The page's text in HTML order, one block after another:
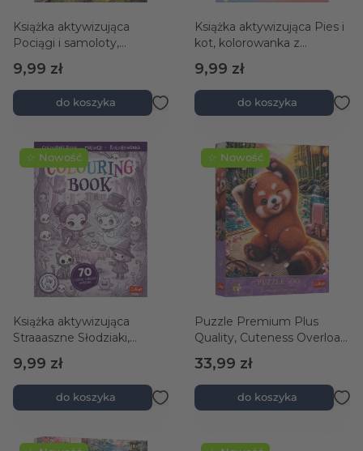
Książka aktywizująca
Pociągi i samoloty,
kolorowanka z naklejkami
9,99 zł
do koszyka
Książka aktywizująca Pies i
kot, kolorowanka z
naklejkami
9,99 zł
do koszyka
☆ Nowość
Książka aktywizująca
Straaaszne Słodziaki,
kolorowanka z naklejkami
9,99 zł
do koszyka
☆ Nowość
Puzzle Premium Plus
Quality, Cuteness Overload
500 el. Czarująca czerwona
panda
33,99 zł
do koszyka